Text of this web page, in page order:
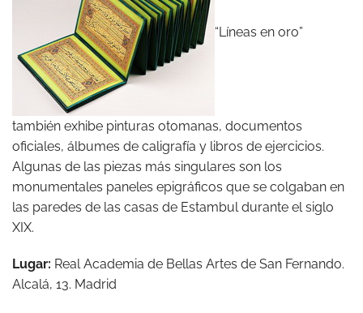
“Líneas en oro”
también exhibe pinturas otomanas, documentos
oficiales, álbumes de caligrafía y libros de ejercicios.
Algunas de las piezas más singulares son los
monumentales paneles epigráficos que se colgaban en
las paredes de las casas de Estambul durante el siglo
XIX.
Lugar: Real Academia de Bellas Artes de San Fernando.
Alcalá, 13. Madrid